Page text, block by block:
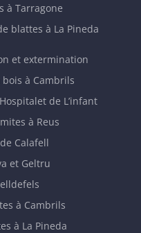
à Tarragone
blattes à La Pineda
et extermination
à Cambrils
de L’infant
à Reus
Calafell
et Geltru
à Cambrils
à La Pineda